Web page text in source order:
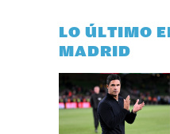
LO ÚLTIMO
MADRID